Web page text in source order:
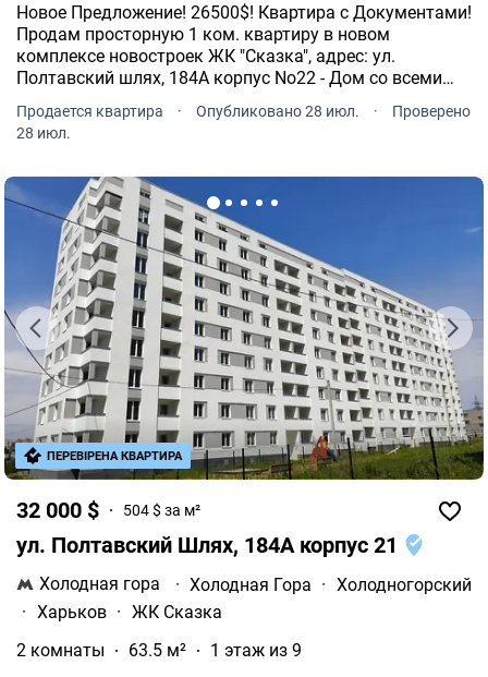
Новое Предложение! 26500$! Квартира с Документами!
Продам просторную 1 ком. квартиру в новом
комплексе новостроек ЖК "Сказка", адрес: ул.
Полтавский шлях, 184А корпус No22 - Дом со всеми
надежный Застройщик г. Харькова Жилстрой-1.
Продается квартира · Опубликовано 28 июл. ·
Проверено
28 июл.
32 000 $ 504 $ за м²
ул. Полтавский Шлях, 184А корпус 21
Холодная гора · Холодная Гора · Холодногорский
· Харьков · ЖК Сказка
2 комнаты
63.5 м²
1 этаж из 9
ПЕРЕВІРЕНА КВАРТИРА